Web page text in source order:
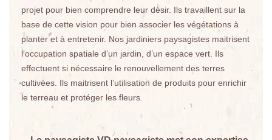
projet pour bien comprendre leur désir. Ils travaillent sur la
base de cette vision pour bien associer les végétations à
planter et à entretenir. Nos jardiniers paysagistes maitrisent
l’occupation spatiale d’un jardin, d’un espace vert. Ils
effectuent si nécessaire le renouvellement des terres
cultivées. Ils maitrisent l’utilisation de produits pour enrichir
le terreau et protéger les fleurs.